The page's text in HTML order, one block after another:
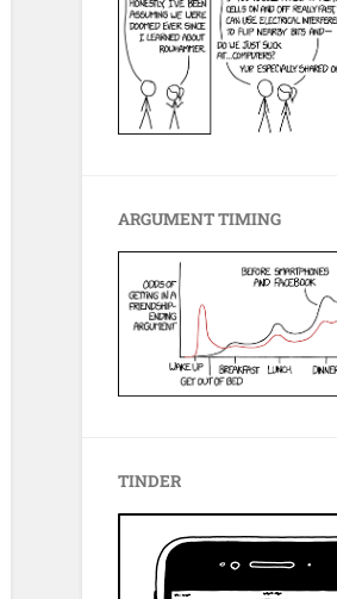
ARGUMENT TIMING
TINDER